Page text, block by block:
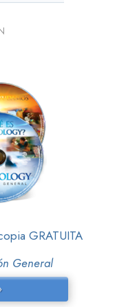
GRATUITA
General